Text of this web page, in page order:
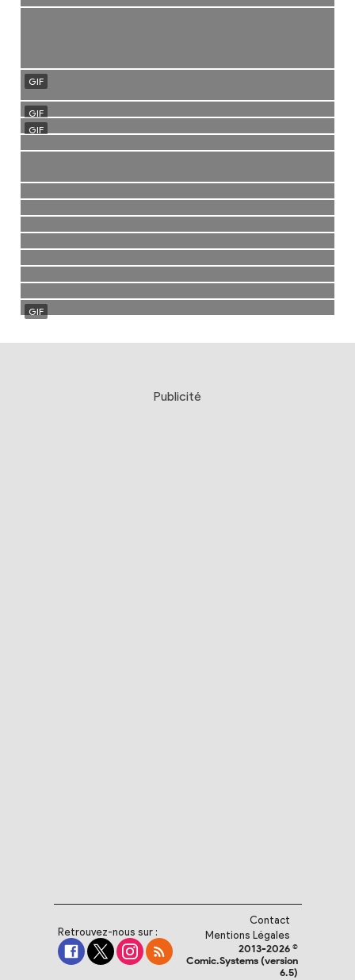
Publicité
Retrouvez-nous sur :
Contact
Mentions Légales
2013-2026 ©
Comic.Systems (version
6.5)